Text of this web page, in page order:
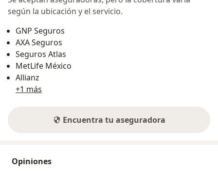
según la ubicación y el servicio.
GNP Seguros
AXA Seguros
Seguros Atlas
MetLife México
Allianz
+1 más
Encuentra tu aseguradora
Opiniones